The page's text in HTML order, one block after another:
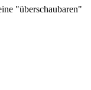
"überschaubaren"